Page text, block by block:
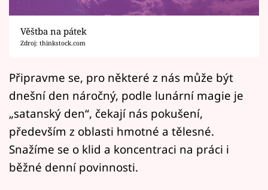
Sledujte prima+
Filmový festival Karlovy Vary
Mámy sobě
Přihlášení
Věštba na pátek
Zdroj: thinkstock.com
Připravme se, pro některé z nás může být
dnešní den náročný, podle lunární magie je
„satanský den“, čekají nás pokušení,
především z oblasti hmotné a tělesné.
Snažíme se o klid a koncentraci na práci i
běžné denní povinnosti.